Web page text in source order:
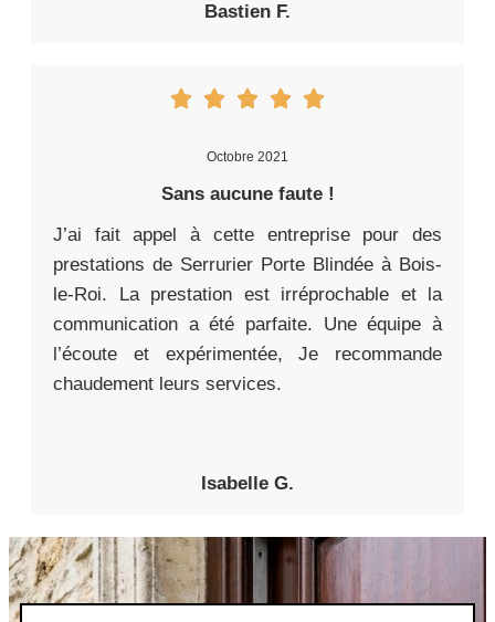
Bastien F.
Octobre 2021
Sans aucune faute !
J’ai fait appel à cette entreprise pour des
prestations de Serrurier Porte Blindée à Bois-
le-Roi. La prestation est irréprochable et la
communication a été parfaite. Une équipe à
l’écoute et expérimentée, Je recommande
chaudement leurs services.
Isabelle G.